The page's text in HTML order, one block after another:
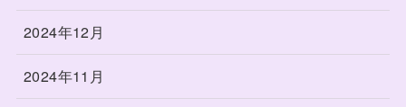
2024年12月
2024年11月